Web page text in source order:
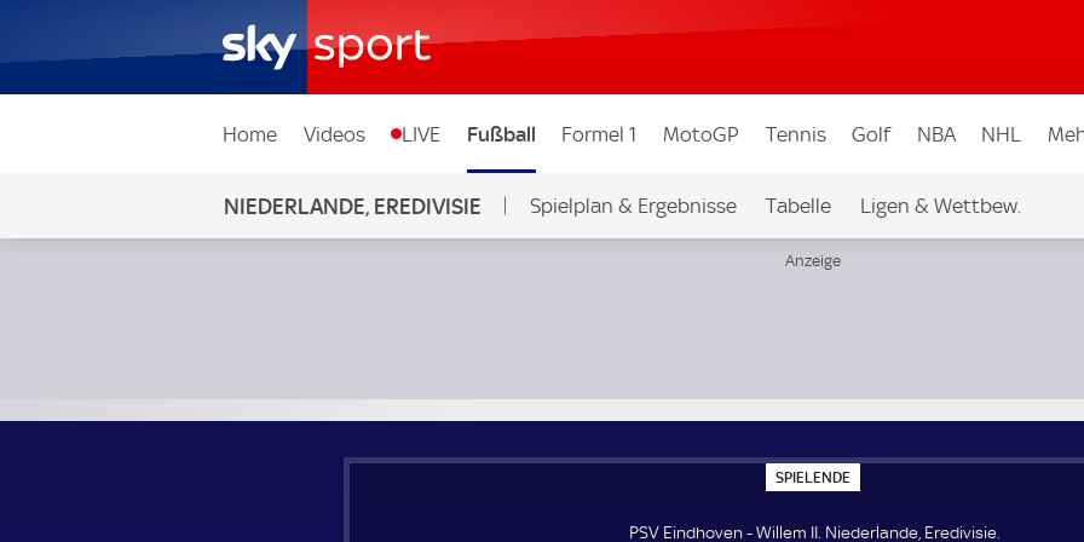
Home Videos LIVE Fußball Formel 1 MotoGP Tennis Golf NBA NHL
NIEDERLANDE, EREDIVISIE Spielplan & Ergebnisse Tabelle Ligen & Wettbew.
SPIELENDE
P
E
PSV Eindhoven - Willem II. Niederlande, Eredivisie.